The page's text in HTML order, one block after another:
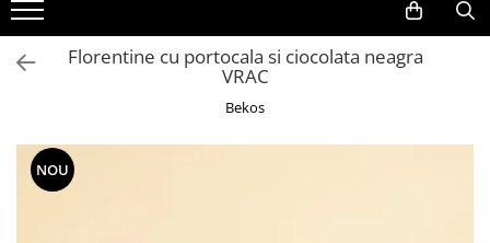
MĂSLINE
NUCI ȘI SEMINȚE
FRUCTE DESHIDRATATE
ÎNDULCITORI NATURALI / MIERE
OȚETURI ȘI SOSURI
SOSURI
Florentine cu portocala si ciocolata neagra
VRAC
Bekos
NOU